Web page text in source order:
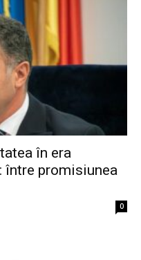
în era
între promisiunea
0